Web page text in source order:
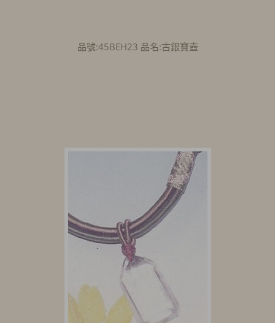
品號:45BEH23 品名:古銀寶壺